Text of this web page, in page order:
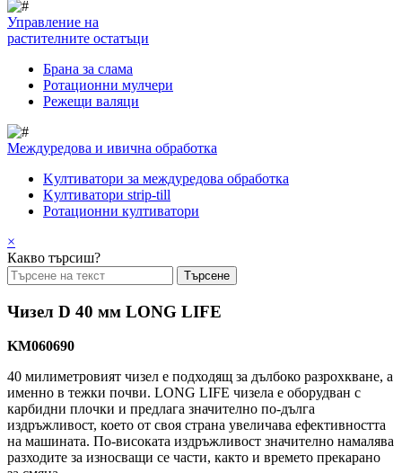
Управление на
растителните остатъци
Брана за слама
Pотационни мулчери
Режещи валяци
Междуредова и ивична обработка
Kултиватори за междуредова обработка
Kултиватори strip-till
Ротационни култиватори
×
Какво търсиш?
Чизел D 40 мм LONG LIFE
KM060690
40 милиметровият чизел е подходящ за дълбоко разрохкване, а
именно в тежки почви. LONG LIFE чизела е оборудван с
карбидни плочки и предлага значително по-дълга
издръжливост, което от своя страна увеличава ефективността
на машината. По-високата издръжливост значително намалява
разходите за износващи се части, както и времето прекарано